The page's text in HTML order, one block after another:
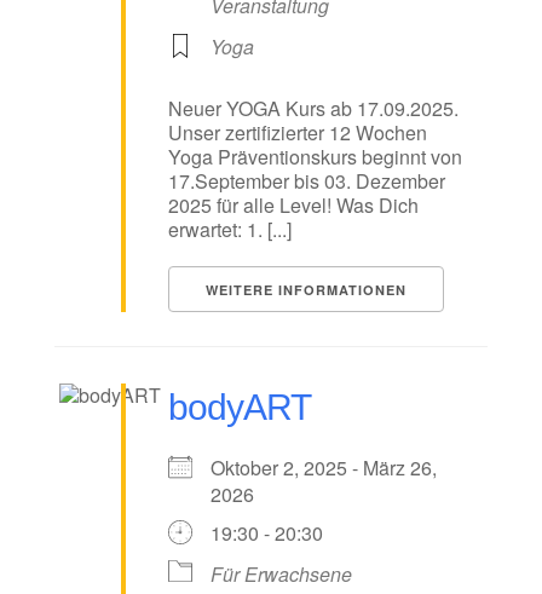
Yoga
Neuer YOGA Kurs ab 17.09.2025.
Unser zertifizierter 12 Wochen
Yoga Präventionskurs beginnt von
17.September bis 03. Dezember
2025 für alle Level! Was Dich
erwartet: 1. [...]
WEITERE INFORMATIONEN
bodyART
Oktober 2, 2025 - März 26,
2026
19:30 - 20:30
Für Erwachsene